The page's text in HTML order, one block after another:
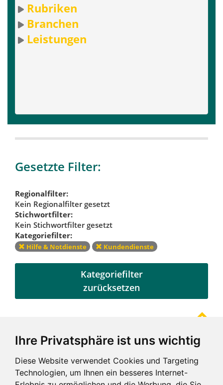
Ihre Privatsphäre ist uns wichtig
Diese Website verwendet Cookies und Targeting
Technologien, um Ihnen ein besseres Internet-
Rubriken
Branchen
Leistungen
Gesetzte Filter:
Regionalfilter:
Kein Regionalfilter gesetzt
Stichwortfilter:
Kein Stichwortfilter gesetzt
Kategoriefilter:
Hilfe & Notdienste Kundendienste
Kategoriefilter
zurücksetzen
Referenzen